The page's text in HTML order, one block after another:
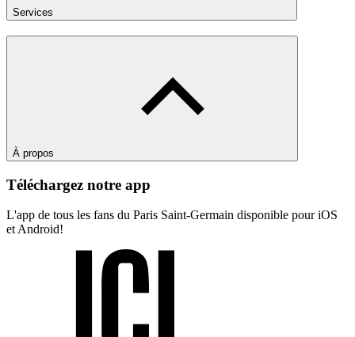
Services
À propos
Téléchargez notre app
L'app de tous les fans du Paris Saint-Germain disponible pour iOS
et Android!